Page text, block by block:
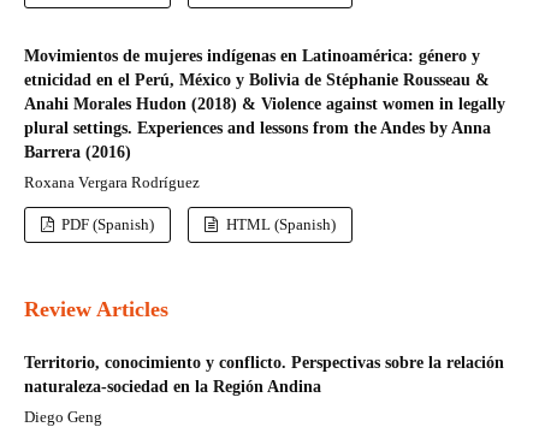
Movimientos de mujeres indígenas en Latinoamérica: género y
etnicidad en el Perú, México y Bolivia de Stéphanie Rousseau &
Anahi Morales Hudon (2018) & Violence against women in legally
plural settings. Experiences and lessons from the Andes by Anna
Barrera (2016)
Roxana Vergara Rodríguez
PDF (Spanish) HTML (Spanish)
Review Articles
Territorio, conocimiento y conflicto. Perspectivas sobre la relación
naturaleza-sociedad en la Región Andina
Diego Geng